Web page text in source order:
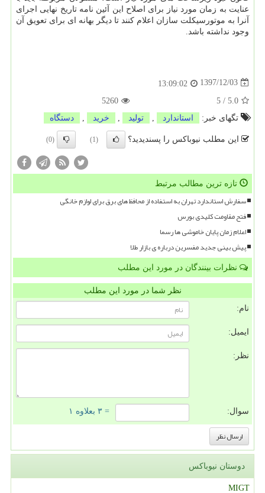
عنایت به زمان مورد نیاز برای اصلاح این آئین نامه تاریخ نهایی اجرای
آنرا به موتورسیكلت سازان اعلام كنند تا دیگر بهانه ای برای تعویق آن
وجود نداشته باشد.
1397/12/03
13:09:02
5.0
/
5
5260
تگهای خبر:
استاندارد تولید خرید دستگاه
این مطلب نیوباکس را پسندیدید؟ (1)
(0)
تازه ترین مطالب مرتبط
سفارش استاندارد تهران به استفاده از محافظ های برق برای لوازم خانگی
فتح مقاومت کلیدی بورس
اعلام زمان پایان خاموشی ها رسما
پیش بینی جدید مفسرین درباره ی بازار طلا
نظرات بینندگان در مورد این مطلب
نظر شما در مورد این مطلب
نام:
ایمیل:
نظر:
سوال: = ۳ بعلاوه ۱
دوستان نیوباکس
MIGT